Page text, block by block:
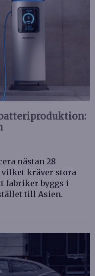
nästan 28
kräver stora
fabriker byggs i
till Asien.